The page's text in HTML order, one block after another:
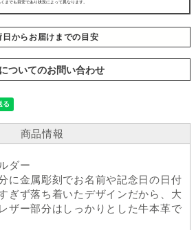
日からお届けまでの目安
ついてのお問い合わせ
商品情報
ダー
に金属彫刻でお名前や記念日の日付
ぎず落ち着いたデザインだから、大
ザー部分はしっかりとした牛本革で